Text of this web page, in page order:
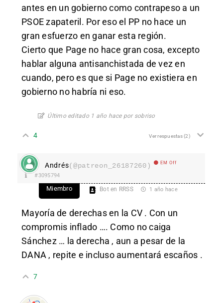
antes en un gobierno como contrapeso a un
PSOE zapateril. Por eso el PP no hace un
gran esfuerzo en ganar esta región.
Cierto que Page no hace gran cosa, excepto
hablar alguna antisanchistada de vez en
cuando, pero es que si Page no existiera en
gobierno no habría ni eso.
Último editado 1 año hace por sobriso
4 Ver respuestas(2)
Andrés(@patreon_26187260) EM Off
#3095794
Miembro Bot en RRSS 1 año hace
Mayoría de derechas en la CV . Con un
compromis inflado …. Como no caiga
Sánchez … la derecha , aun a pesar de la
DANA , repite e incluso aumentará escaños .
7